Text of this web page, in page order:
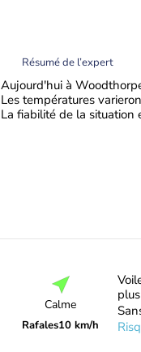
Résumé de l’expert
Aujourd'hui à
Les températures
La fiabilité de la situation
Calme
Rafales10 km/h